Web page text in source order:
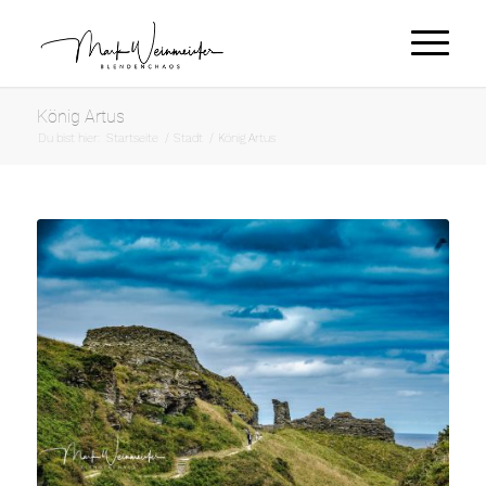
König Artus
Du bist hier: Startseite Stadt König Artus
King Arthur
82mm f/8 1/250 ISO 100
NIKON D500
Sigma AF 18-300mm f/ 3,5-
6,3